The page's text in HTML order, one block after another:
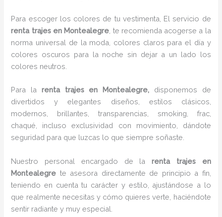
Para escoger los colores de tu vestimenta, El servicio de
renta trajes en Montealegre , te recomienda acogerse a la
norma universal de la moda, colores claros para el día y
colores oscuros para la noche sin dejar a un lado los
colores neutros.
Para la renta trajes en Montealegre, disponemos de
divertidos y elegantes diseños, estilos clásicos,
modernos, brillantes, transparencias, smoking, frac,
chaqué, incluso exclusividad con movimiento, dándote
seguridad para que luzcas lo que siempre soñaste.
Nuestro personal encargado de larenta trajes en
Montealegre te asesora directamente de principio a fin,
teniendo en cuenta tu carácter y estilo, ajustándose a lo
que realmente necesitas y cómo quieres verte, haciéndote
sentir radiante y muy especial.